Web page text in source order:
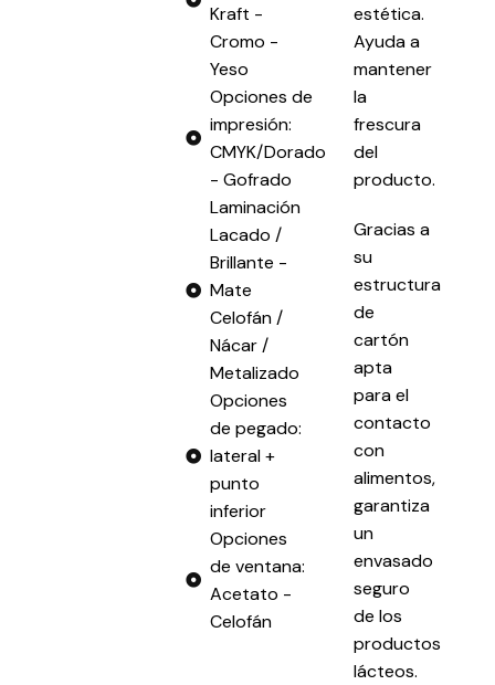
Kraft -
Cromo -
Yeso
Opciones de
impresión:
CMYK/Dorado
- Gofrado
Laminación
Lacado /
Brillante -
Mate
Celofán /
Nácar /
Metalizado
Opciones
de pegado:
lateral +
punto
inferior
Opciones
de ventana:
Acetato -
Celofán
estética.
Ayuda a
mantener
la
frescura
del
producto.
Gracias a
su
estructura
de
cartón
apta
para el
contacto
con
alimentos,
garantiza
un
envasado
seguro
de los
productos
lácteos.